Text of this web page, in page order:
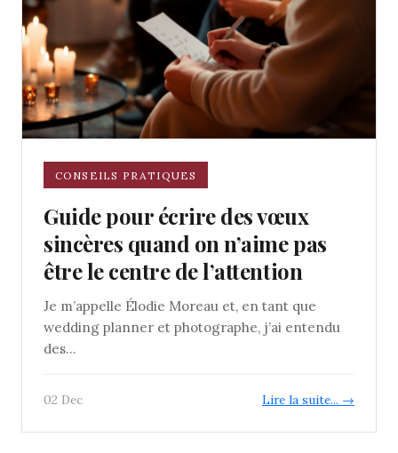
CONSEILS PRATIQUES
Guide pour écrire des vœux
sincères quand on n’aime pas
être le centre de l’attention
Je m’appelle Élodie Moreau et, en tant que
wedding planner et photographe, j’ai entendu
des...
02 Dec Lire la suite... →